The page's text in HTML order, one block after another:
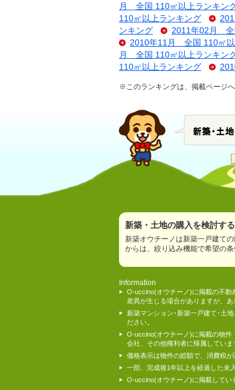
月 全国 110㎡以上ランキン
110㎡以上ランキング
ンキング
2011年02月 全
2010年11月 全国 110㎡
月 全国 110㎡以上ランキン
110㎡以上ランキング
※このランキングは、掲載ページ
新築・土地の購入を検討す
新築オウチーノは新築一戸建て
からは、絞り込み機能で希望の
Information
O-uccino(オウチーノ)に掲載の不
差異が生じる場合がありますが、あ
新築マンション･新築一戸建て･土
ださい。
O-uccino(オウチーノ)に掲載の物件
会社、その他権利者に帰属していま
価格表示は物件の総額で、消費税が
一部、完成後1年以上を経過した未
O-uccino(オウチーノ)に掲載してい